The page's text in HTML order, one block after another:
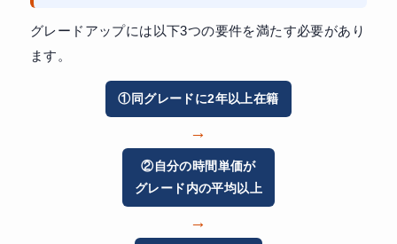
グレードアップには以下3つの要件を満たす必要があり
ます。
①同グレードに2年以上在籍
→
②自分の時間単価が
グレード内の平均以上
→